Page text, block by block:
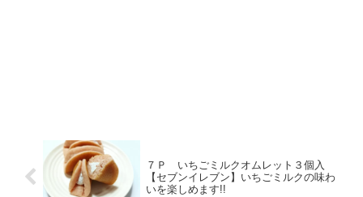
７Ｐ いちごミルクオムレット３個入
【セブンイレブン】いちごミルクの味わ
いを楽しめます!!